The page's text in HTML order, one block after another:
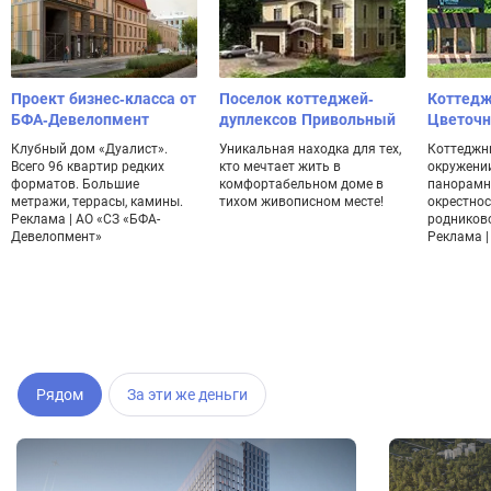
Проект бизнес-класса от
БФА-Девелопмент
Клубный дом «Дуалист».
Всего 96 квартир редких
форматов. Большие
метражи, террасы, камины.
Реклама | АО «СЗ «БФА-
Девелопмент»
Поселок коттеджей-
дуплексов Привольный
Уникальная находка для тех,
кто мечтает жить в
комфортабельном доме в
тихом живописном месте!
Реклама
Рядом За эти же деньги